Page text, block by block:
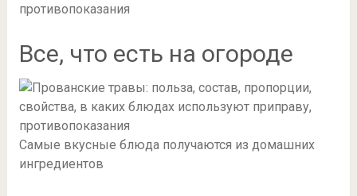
Все, что есть на огороде
Самые вкусные блюда получаются из домашних
ингредиентов